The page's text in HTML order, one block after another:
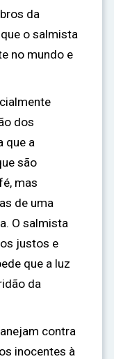
da
o salmista
no mundo e
dos
que a
são
mas
de uma
O salmista
justos e
que a luz
da
contra
inocentes à